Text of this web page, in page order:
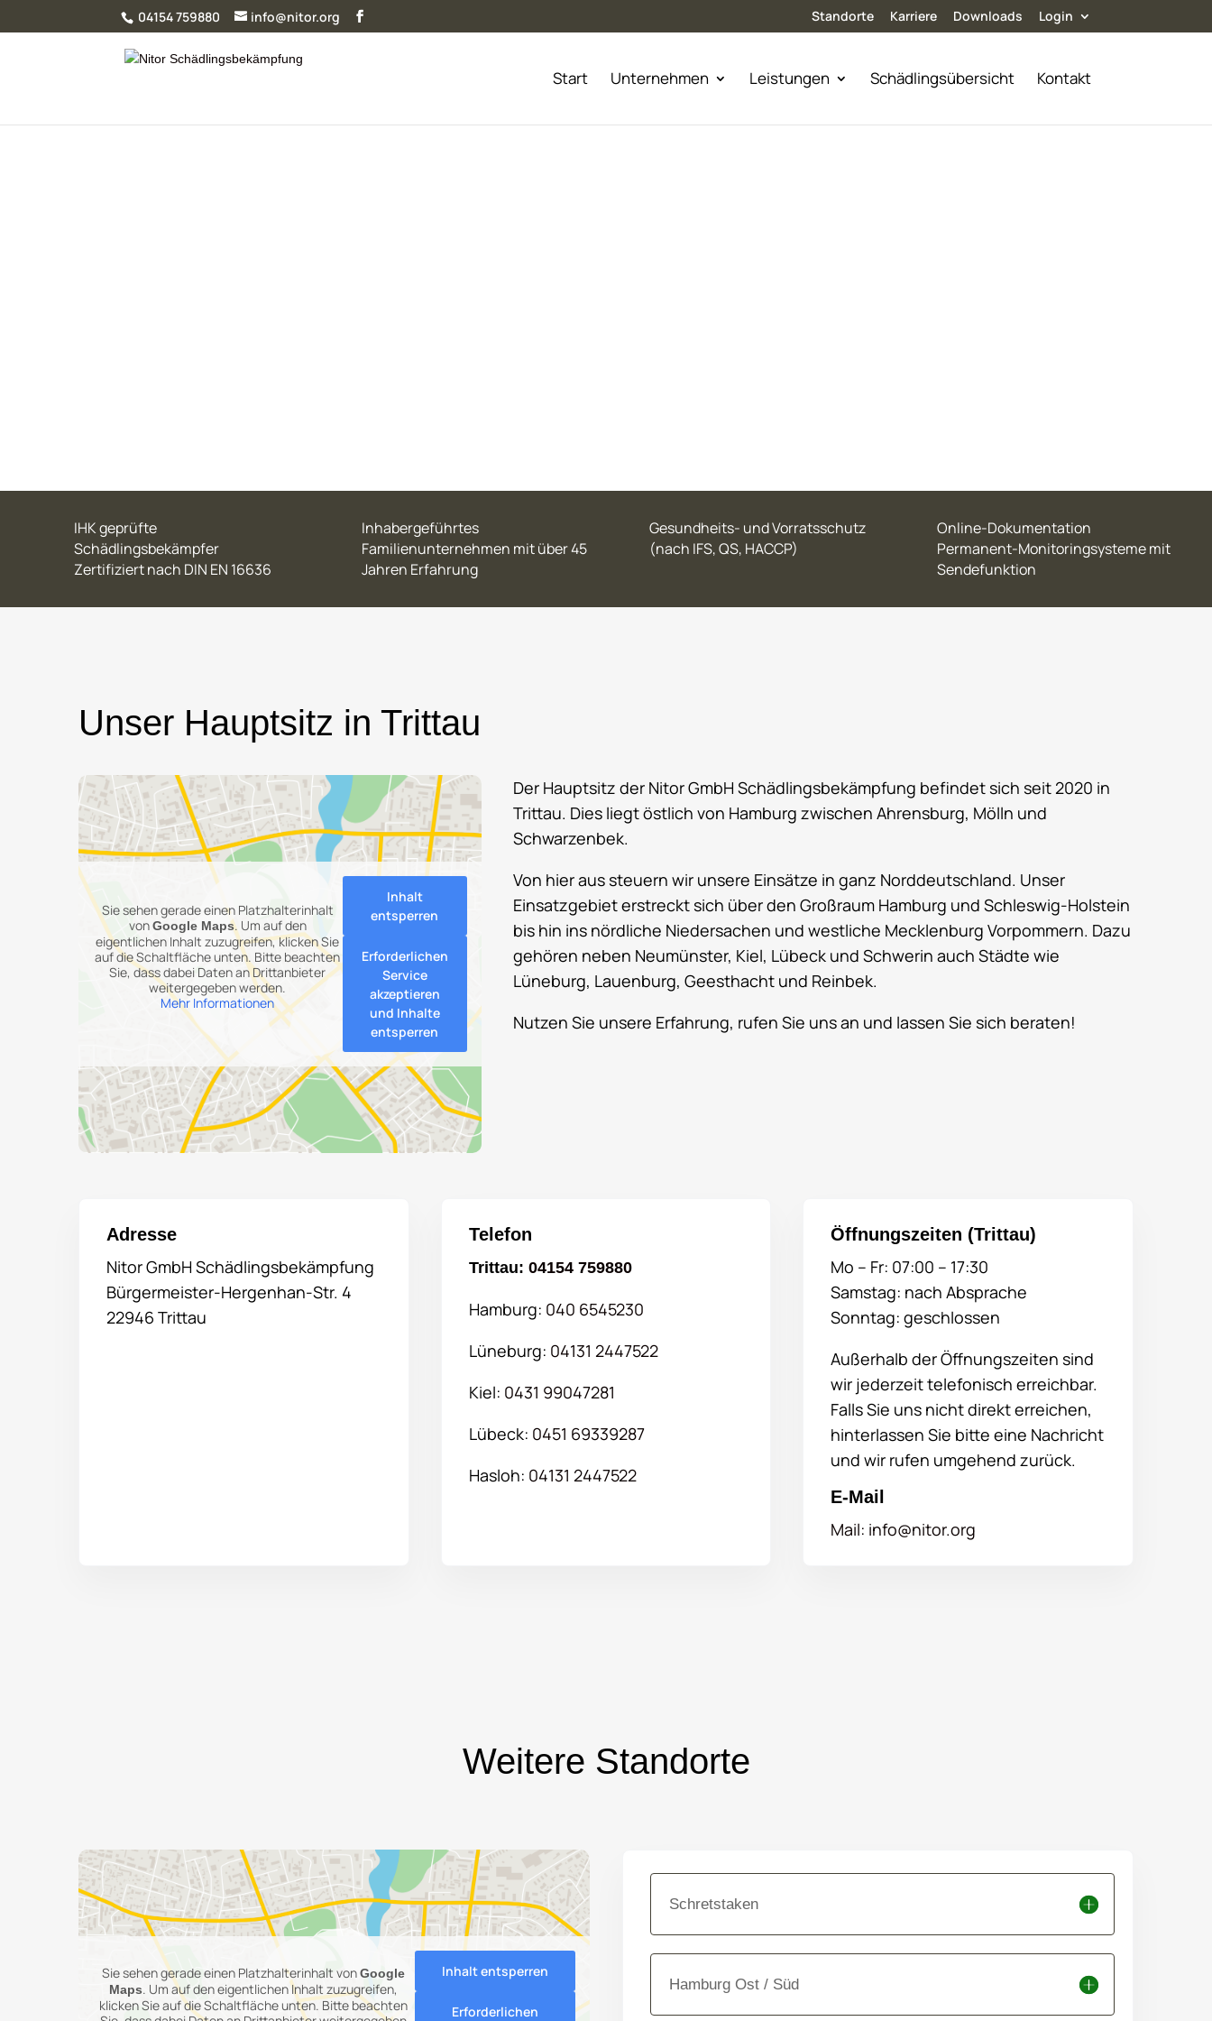
04154 759880 info@nitor.org Standorte Karriere Downloads Login
Start Unternehmen Leistungen Schädlingsübersicht Kontakt
IHK geprüfte
Schädlingsbekämpfer
Zertifiziert nach DIN EN 16636
Inhabergeführtes
Familienunternehmen mit über 45
Jahren Erfahrung
Gesundheits- und Vorratsschutz
(nach IFS, QS, HACCP)
Online-Dokumentation
Permanent-Monitoringsysteme mit
Sendefunktion
Unser Hauptsitz in Trittau
Sie sehen gerade einen Platzhalterinhalt
vonGoogle Maps. Um auf den
eigentlichen Inhalt zuzugreifen, klicken Sie
auf die Schaltfläche unten. Bitte beachten
Sie, dass dabei Daten an Drittanbieter
weitergegeben werden.
Mehr Informationen
Inhalt
entsperren
Erforderlichen
Service
akzeptieren
und Inhalte
entsperren
Der Hauptsitz der Nitor GmbH Schädlingsbekämpfung befindet sich seit 2020 in
Trittau. Dies liegt östlich von Hamburg zwischen Ahrensburg, Mölln und
Schwarzenbek.
Von hier aus steuern wir unsere Einsätze in ganz Norddeutschland. Unser
Einsatzgebiet erstreckt sich über den Großraum Hamburg und Schleswig-Holstein
bis hin ins nördliche Niedersachen und westliche Mecklenburg Vorpommern. Dazu
gehören neben Neumünster, Kiel, Lübeck und Schwerin auch Städte wie
Lüneburg, Lauenburg, Geesthacht und Reinbek.
Nutzen Sie unsere Erfahrung, rufen Sie uns an und lassen Sie sich beraten!
Adresse
Nitor GmbH Schädlingsbekämpfung
Bürgermeister-Hergenhan-Str. 4
22946 Trittau
Telefon
Trittau: 04154 759880
Hamburg: 040 6545230
Lüneburg: 04131 2447522
Kiel: 0431 99047281
Lübeck: 0451 69339287
Hasloh: 04131 2447522
Öffnungszeiten (Trittau)
Mo – Fr: 07:00 – 17:30
Samstag: nach Absprache
Sonntag: geschlossen
Außerhalb der Öffnungszeiten sind
wir jederzeit telefonisch erreichbar.
Falls Sie uns nicht direkt erreichen,
hinterlassen Sie bitte eine Nachricht
und wir rufen umgehend zurück.
E-Mail
Mail: info@nitor.org
Weitere Standorte
Sie sehen gerade einen Platzhalterinhalt vonGoogle
Maps. Um auf den eigentlichen Inhalt zuzugreifen,
klicken Sie auf die Schaltfläche unten. Bitte beachten
Inhalt entsperren
Erforderlichen
Schretstaken
Hamburg Ost / Süd